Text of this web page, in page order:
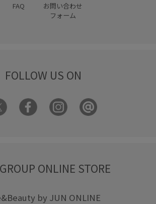
FAQ
お問い合わせ
フォーム
FOLLOW US ON
ONLINE STORE
by JUN ONLINE